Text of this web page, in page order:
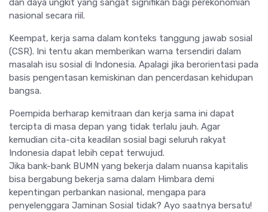
dan daya ungkit yang sangat signifikan bagi perekonomian
nasional secara riil.
Keempat, kerja sama dalam konteks tanggung jawab sosial
(CSR). Ini tentu akan memberikan warna tersendiri dalam
masalah isu sosial di Indonesia. Apalagi jika berorientasi pada
basis pengentasan kemiskinan dan pencerdasan kehidupan
bangsa.
Poempida berharap kemitraan dan kerja sama ini dapat
tercipta di masa depan yang tidak terlalu jauh. Agar
kemudian cita-cita keadilan sosial bagi seluruh rakyat
Indonesia dapat lebih cepat terwujud.
Jika bank-bank BUMN yang bekerja dalam nuansa kapitalis
bisa bergabung bekerja sama dalam Himbara demi
kepentingan perbankan nasional, mengapa para
penyelenggara Jaminan Sosial tidak? Ayo saatnya bersatu!